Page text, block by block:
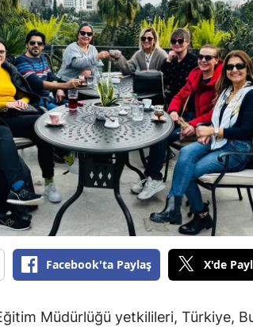
Facebook'ta Paylaş X'de
Müdürlüğü yetkilileri, Türkiye,